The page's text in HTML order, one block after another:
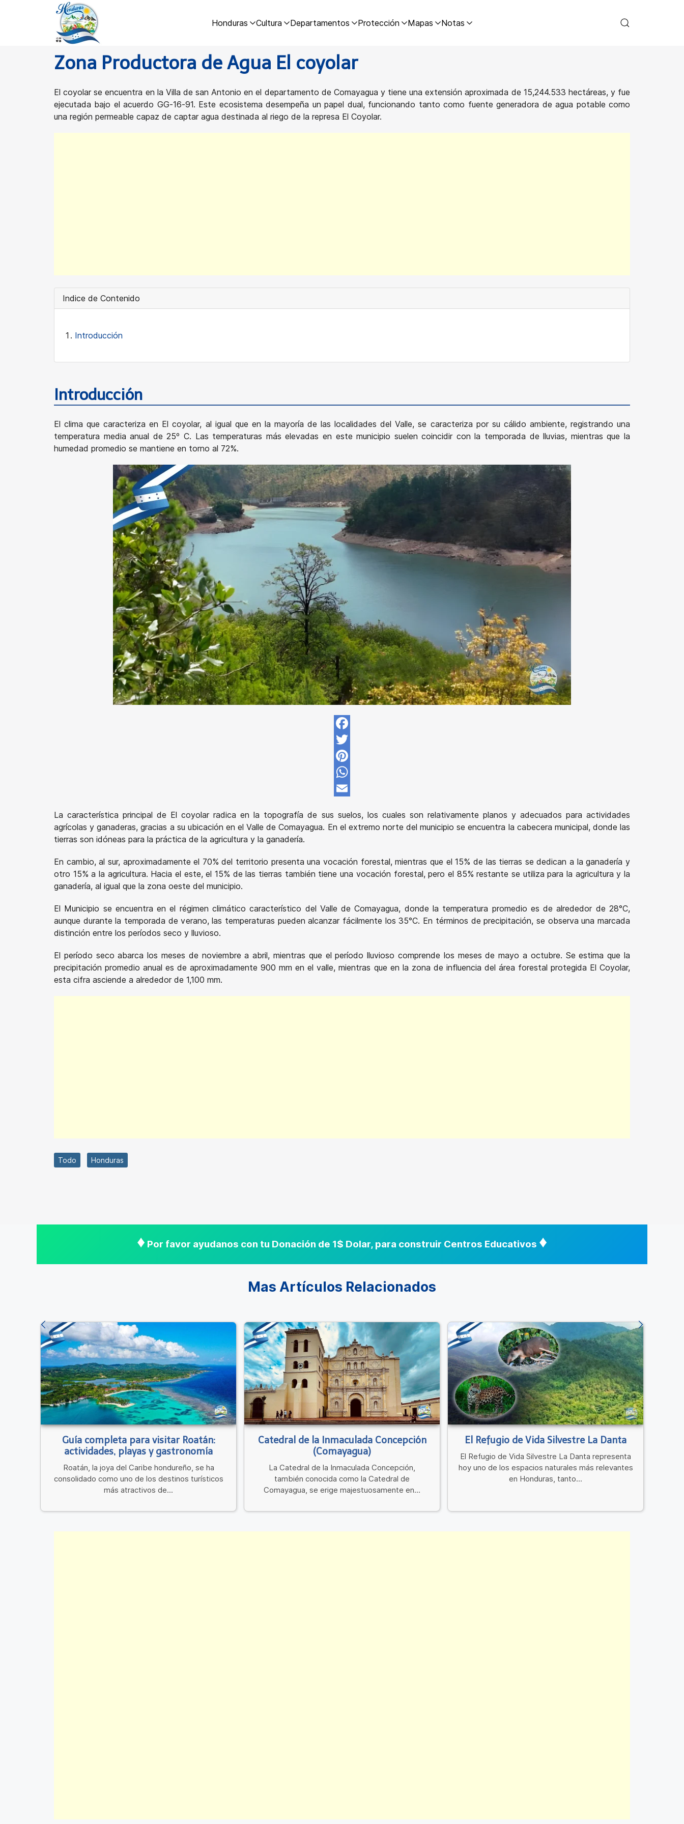
Honduras Cultura Departamentos Protección Mapas Notas
Zona Productora de Agua El coyolar
El coyolar se encuentra en la Villa de san Antonio en el departamento de Comayagua y tiene una extensión aproximada de 15,244.533 hectáreas, y fue
ejecutada bajo el acuerdo GG-16-91. Este ecosistema desempeña un papel dual, funcionando tanto como fuente generadora de agua potable como
una región permeable capaz de captar agua destinada al riego de la represa El Coyolar.
Indice de Contenido
Introducción
Introducción
El clima que caracteriza en El coyolar, al igual que en la mayoría de las localidades del Valle, se caracteriza por su cálido ambiente, registrando una
temperatura media anual de 25º C. Las temperaturas más elevadas en este municipio suelen coincidir con la temporada de lluvias, mientras que la
humedad promedio se mantiene en torno al 72%.
Facebook
Twitter
Pinterest
WhatsApp
La característica principal de El coyolar radica en la topografía de sus suelos, los cuales son relativamente planos y adecuados para actividades
agrícolas y ganaderas, gracias a su ubicación en el Valle de Comayagua. En el extremo norte del municipio se encuentra la cabecera municipal, donde las
tierras son idóneas para la práctica de la agricultura y la ganadería.
En cambio, al sur, aproximadamente el 70% del territorio presenta una vocación forestal, mientras que el 15% de las tierras se dedican a la ganadería y
otro 15% a la agricultura. Hacia el este, el 15% de las tierras también tiene una vocación forestal, pero el 85% restante se utiliza para la agricultura y la
ganadería, al igual que la zona oeste del municipio.
El Municipio se encuentra en el régimen climático característico del Valle de Comayagua, donde la temperatura promedio es de alrededor de 28°C,
aunque durante la temporada de verano, las temperaturas pueden alcanzar fácilmente los 35°C. En términos de precipitación, se observa una marcada
distinción entre los períodos seco y lluvioso.
El período seco abarca los meses de noviembre a abril, mientras que el período lluvioso comprende los meses de mayo a octubre. Se estima que la
precipitación promedio anual es de aproximadamente 900 mm en el valle, mientras que en la zona de influencia del área forestal protegida El Coyolar,
esta cifra asciende a alrededor de 1,100 mm.
Todo Honduras
♦ Por favor ayudanos con tu Donación de 1$ Dolar, para construir Centros Educativos ♦
Mas Artículos Relacionados
Guía completa para visitar Roatán:
actividades, playas y gastronomía
Roatán, la joya del Caribe hondureño, se ha
consolidado como uno de los destinos turísticos
más atractivos de...
Catedral de la Inmaculada Concepción
(Comayagua)
La Catedral de la Inmaculada Concepción,
también conocida como la Catedral de
Comayagua, se erige majestuosamente en...
El Refugio de Vida Silvestre La Danta
El Refugio de Vida Silvestre La Danta representa
hoy uno de los espacios naturales más relevantes
en Honduras, tanto...